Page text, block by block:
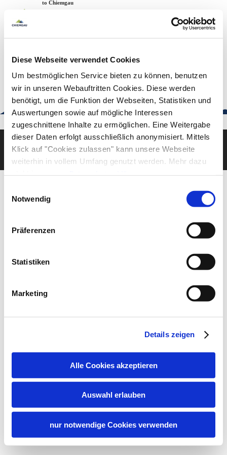
Diese Webseite verwendet Cookies
Um bestmöglichen Service bieten zu können, benutzen
wir in unseren Webauftritten Cookies. Diese werden
benötigt, um die Funktion der Webseiten, Statistiken und
Auswertungen sowie auf mögliche Interessen
zugeschnittene Inhalte zu ermöglichen. Eine Weitergabe
dieser Daten erfolgt ausschließlich anonymisiert. Mittels
Klick auf "Cookies zulassen" kann unsere Webseite
weiterhin in vollem Umfang genutzt werden. Mehr dazu
steht in unserer Datenschutzerklärung.
gelistet.
Notwendig
Präferenzen
Statistiken
Marketing
Details zeigen
Alle Cookies akzeptieren
Auswahl erlauben
nur notwendige Cookies verwenden
Back to the home page
Welcome to Chiemgau
urlaub@chiemgau.bayern
+49 (861) 988 231-20
Good to know
Deutsch English